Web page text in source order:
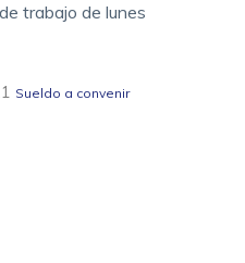
trabajo de lunes
Sueldo a convenir